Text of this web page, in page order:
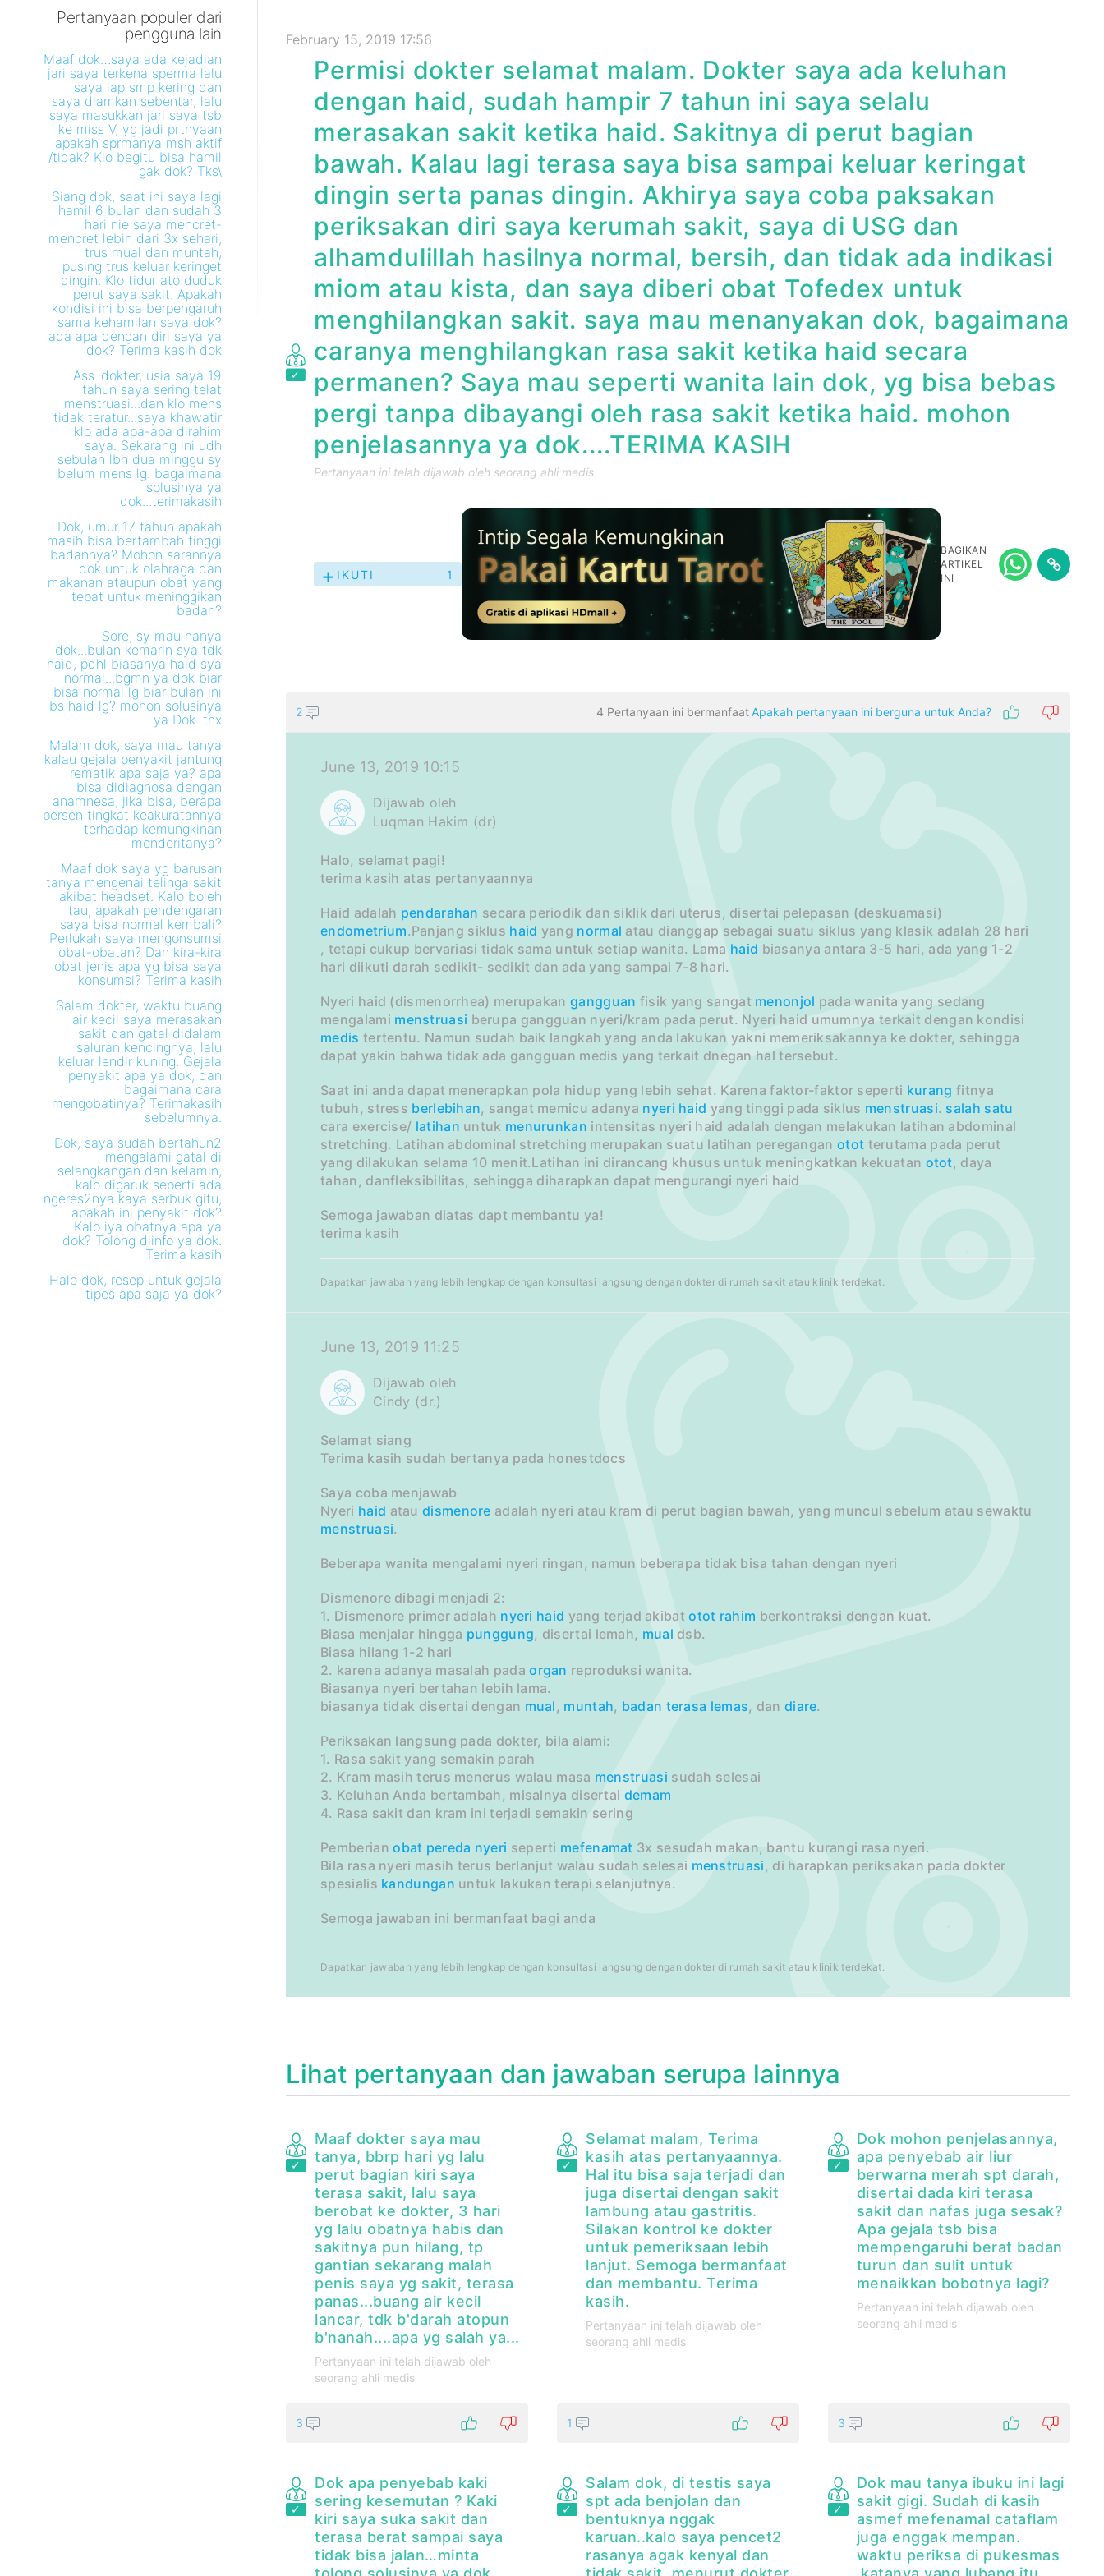
Pertanyaan populer dari
pengguna lain
Maaf dok…saya ada kejadian
jari saya terkena sperma lalu
saya lap smp kering dan
saya diamkan sebentar, lalu
saya masukkan jari saya tsb
ke miss V, yg jadi prtnyaan
apakah sprmanya msh aktif
/tidak? Klo begitu bisa hamil
gak dok? Tks\
Siang dok, saat ini saya lagi
hamil 6 bulan dan sudah 3
hari nie saya mencret-
mencret lebih dari 3x sehari,
trus mual dan muntah,
pusing trus keluar keringet
dingin. Klo tidur ato duduk
perut saya sakit. Apakah
kondisi ini bisa berpengaruh
sama kehamilan saya dok?
ada apa dengan diri saya ya
dok? Terima kasih dok
Ass..dokter, usia saya 19
tahun saya sering telat
menstruasi...dan klo mens
tidak teratur...saya khawatir
klo ada apa-apa dirahim
saya. Sekarang ini udh
sebulan lbh dua minggu sy
belum mens lg. bagaimana
solusinya ya
dok...terimakasih
Dok, umur 17 tahun apakah
masih bisa bertambah tinggi
badannya? Mohon sarannya
dok untuk olahraga dan
makanan ataupun obat yang
tepat untuk meninggikan
badan?
Sore, sy mau nanya
dok...bulan kemarin sya tdk
haid, pdhl biasanya haid sya
normal...bgmn ya dok biar
bisa normal lg biar bulan ini
bs haid lg? mohon solusinya
ya Dok. thx
Malam dok, saya mau tanya
kalau gejala penyakit jantung
rematik apa saja ya? apa
bisa didiagnosa dengan
anamnesa, jika bisa, berapa
persen tingkat keakuratannya
terhadap kemungkinan
menderitanya?
Maaf dok saya yg barusan
tanya mengenai telinga sakit
akibat headset. Kalo boleh
tau, apakah pendengaran
saya bisa normal kembali?
Perlukah saya mengonsumsi
obat-obatan? Dan kira-kira
obat jenis apa yg bisa saya
konsumsi? Terima kasih
Salam dokter, waktu buang
air kecil saya merasakan
sakit dan gatal didalam
saluran kencingnya, lalu
keluar lendir kuning. Gejala
penyakit apa ya dok, dan
bagaimana cara
mengobatinya? Terimakasih
sebelumnya.
Dok, saya sudah bertahun2
mengalami gatal di
selangkangan dan kelamin,
kalo digaruk seperti ada
ngeres2nya kaya serbuk gitu,
apakah ini penyakit dok?
Kalo iya obatnya apa ya
dok? Tolong diinfo ya dok.
Terima kasih
Halo dok, resep untuk gejala
tipes apa saja ya dok?
February 15, 2019 17:56
Permisi dokter selamat malam. Dokter saya ada keluhan
dengan haid, sudah hampir 7 tahun ini saya selalu
merasakan sakit ketika haid. Sakitnya di perut bagian
bawah. Kalau lagi terasa saya bisa sampai keluar keringat
dingin serta panas dingin. Akhirya saya coba paksakan
periksakan diri saya kerumah sakit, saya di USG dan
alhamdulillah hasilnya normal, bersih, dan tidak ada indikasi
miom atau kista, dan saya diberi obat Tofedex untuk
menghilangkan sakit. saya mau menanyakan dok, bagaimana
caranya menghilangkan rasa sakit ketika haid secara
permanen? Saya mau seperti wanita lain dok, yg bisa bebas
pergi tanpa dibayangi oleh rasa sakit ketika haid. mohon
penjelasannya ya dok....TERIMA KASIH
Pertanyaan ini telah dijawab oleh seorang ahli medis
IKUTI
PERTANYAAN
1
BAGIKAN
ARTIKEL
INI
2 4 Pertanyaan ini bermanfaat Apakah pertanyaan ini berguna untuk Anda?
June 13, 2019 10:15
Dijawab oleh
Luqman Hakim (dr)
Halo, selamat pagi!
terima kasih atas pertanyaannya
Haid adalah pendarahan secara periodik dan siklik dari uterus, disertai pelepasan (deskuamasi)
endometrium.Panjang siklus haid yang normal atau dianggap sebagai suatu siklus yang klasik adalah 28 hari
, tetapi cukup bervariasi tidak sama untuk setiap wanita. Lama haid biasanya antara 3-5 hari, ada yang 1-2
hari diikuti darah sedikit- sedikit dan ada yang sampai 7-8 hari.
Nyeri haid (dismenorrhea) merupakan gangguan fisik yang sangat menonjol pada wanita yang sedang
mengalami menstruasi berupa gangguan nyeri/kram pada perut. Nyeri haid umumnya terkait dengan kondisi
medis tertentu. Namun sudah baik langkah yang anda lakukan yakni memeriksakannya ke dokter, sehingga
dapat yakin bahwa tidak ada gangguan medis yang terkait dnegan hal tersebut.
Saat ini anda dapat menerapkan pola hidup yang lebih sehat. Karena faktor-faktor seperti kurang fitnya
tubuh, stress berlebihan, sangat memicu adanya nyeri haid yang tinggi pada siklus menstruasi. salah satu
cara exercise/ latihan untuk menurunkan intensitas nyeri haid adalah dengan melakukan latihan abdominal
stretching. Latihan abdominal stretching merupakan suatu latihan peregangan otot terutama pada perut
yang dilakukan selama 10 menit.Latihan ini dirancang khusus untuk meningkatkan kekuatan otot, daya
tahan, danfleksibilitas, sehingga diharapkan dapat mengurangi nyeri haid
Semoga jawaban diatas dapt membantu ya!
terima kasih
Dapatkan jawaban yang lebih lengkap dengan konsultasi langsung dengan dokter di rumah sakit atau klinik terdekat.
June 13, 2019 11:25
Dijawab oleh
Cindy (dr.)
Selamat siang
Terima kasih sudah bertanya pada honestdocs
Saya coba menjawab
Nyeri haid ataudismenore adalah nyeri atau kram di perut bagian bawah, yang muncul sebelum atau sewaktu
menstruasi.
Beberapa wanita mengalami nyeri ringan, namun beberapa tidak bisa tahan dengan nyeri
Dismenore dibagi menjadi 2:
1. Dismenore primer adalah nyeri haid yang terjad akibatotot rahim berkontraksi dengan kuat.
Biasa menjalar hingga punggung, disertai lemah, mual dsb.
Biasa hilang 1-2 hari
2. karena adanya masalah padaorgan reproduksi wanita.
Biasanya nyeri bertahan lebih lama.
biasanya tidak disertai dengan mual, muntah, badan terasa lemas, dan diare.
Periksakan langsung pada dokter, bila alami:
1. Rasa sakit yang semakin parah
2. Kram masih terus menerus walau masa menstruasi sudah selesai
3. Keluhan Anda bertambah, misalnya disertai demam
4. Rasa sakit dan kram ini terjadi semakin sering
Pemberianobat pereda nyeri seperti mefenamat 3x sesudah makan, bantu kurangi rasa nyeri.
Bila rasa nyeri masih terus berlanjut walau sudah selesai menstruasi, di harapkan periksakan pada dokter
spesialis kandungan untuk lakukan terapi selanjutnya.
Semoga jawaban ini bermanfaat bagi anda
Dapatkan jawaban yang lebih lengkap dengan konsultasi langsung dengan dokter di rumah sakit atau klinik terdekat.
Lihat pertanyaan dan jawaban serupa lainnya
Maaf dokter saya mau
tanya, bbrp hari yg lalu
perut bagian kiri saya
terasa sakit, lalu saya
berobat ke dokter, 3 hari
yg lalu obatnya habis dan
sakitnya pun hilang, tp
gantian sekarang malah
penis saya yg sakit, terasa
panas...buang air kecil
lancar, tdk b'darah atopun
b'nanah....apa yg salah ya...
Pertanyaan ini telah dijawab oleh
seorang ahli medis
3
Selamat malam, Terima
kasih atas pertanyaannya.
Hal itu bisa saja terjadi dan
juga disertai dengan sakit
lambung atau gastritis.
Silakan kontrol ke dokter
untuk pemeriksaan lebih
lanjut. Semoga bermanfaat
dan membantu. Terima
kasih.
Pertanyaan ini telah dijawab oleh
seorang ahli medis
1
Dok mohon penjelasannya,
apa penyebab air liur
berwarna merah spt darah,
disertai dada kiri terasa
sakit dan nafas juga sesak?
Apa gejala tsb bisa
mempengaruhi berat badan
turun dan sulit untuk
menaikkan bobotnya lagi?
Pertanyaan ini telah dijawab oleh
seorang ahli medis
3
Dok apa penyebab kaki
sering kesemutan ? Kaki
kiri saya suka sakit dan
terasa berat sampai saya
tidak bisa jalan…minta
Salam dok, di testis saya
spt ada benjolan dan
bentuknya nggak
karuan..kalo saya pencet2
rasanya agak kenyal dan
Dok mau tanya ibuku ini lagi
sakit gigi. Sudah di kasih
asmef mefenamal cataflam
juga enggak mempan.
waktu periksa di pukesmas